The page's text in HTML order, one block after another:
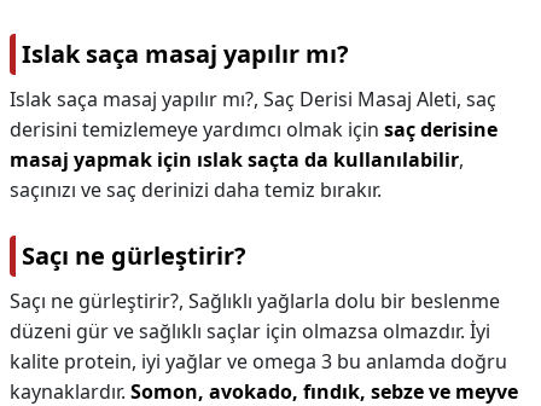
Islak saça masaj yapılır mı?
Islak saça masaj yapılır mı?, Saç Derisi Masaj Aleti, saç
derisini temizlemeye yardımcı olmak için saç derisine
masaj yapmak için ıslak saçta da kullanılabilir,
saçınızı ve saç derinizi daha temiz bırakır.
Saçı ne gürleştirir?
Saçı ne gürleştirir?, Sağlıklı yağlarla dolu bir beslenme
düzeni gür ve sağlıklı saçlar için olmazsa olmazdır. İyi
kalite protein, iyi yağlar ve omega 3 bu anlamda doğru
kaynaklardır. Somon, avokado, fındık, sebze ve meyve